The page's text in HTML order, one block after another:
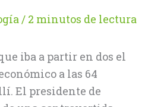
/ 2 minutos de lectura
iba a partir en dos el
a las 64
El presidente de